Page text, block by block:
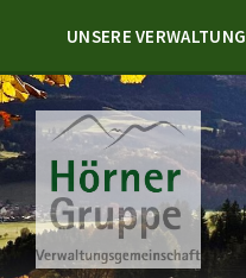
sidebar
UNSERE VERWALTUNG